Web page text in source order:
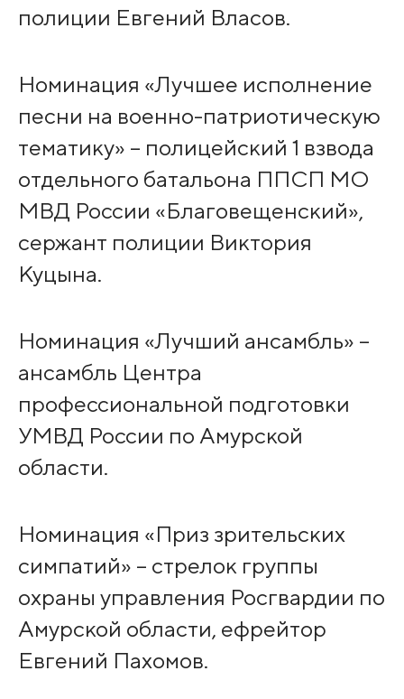
полиции Евгений Власов.
Номинация «Лучшее исполнение
песни на военно-патриотическую
тематику» – полицейский 1 взвода
отдельного батальона ППСП МО
МВД России «Благовещенский»,
сержант полиции Виктория
Куцына.
Номинация «Лучший ансамбль» –
ансамбль Центра
профессиональной подготовки
УМВД России по Амурской
области.
Номинация «Приз зрительских
симпатий» – стрелок группы
охраны управления Росгвардии по
Амурской области, ефрейтор
Евгений Пахомов.